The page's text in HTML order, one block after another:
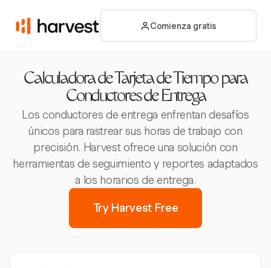
Comienza gratis
Calculadora de Tarjeta de Tiempo para
Conductores de Entrega
Los conductores de entrega enfrentan desafíos
únicos para rastrear sus horas de trabajo con
precisión. Harvest ofrece una solución con
herramientas de seguimiento y reportes adaptados
a los horarios de entrega.
Try Harvest Free